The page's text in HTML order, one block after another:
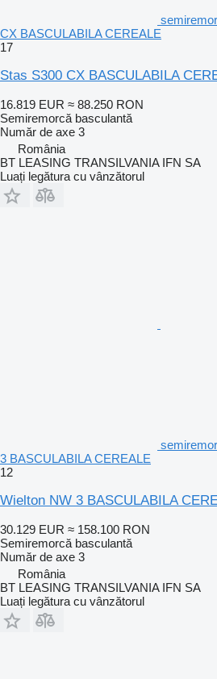
CX BASCULABILA CEREALE
17
Stas S300 CX BASCULABILA
16.819 EUR ≈ 88.250 RON
Semiremorcă basculantă
Număr de axe 3
România
BT LEASING TRANSILVANIA IFN SA
Luați legătura cu vânzătorul
3 BASCULABILA CEREALE
12
Wielton NW 3 BASCULABILA
30.129 EUR ≈ 158.100 RON
Semiremorcă basculantă
Număr de axe 3
România
BT LEASING TRANSILVANIA IFN SA
Luați legătura cu vânzătorul